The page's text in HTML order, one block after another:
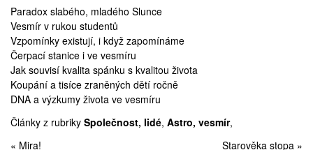
Paradox slabého, mladého Slunce
Vesmír v rukou studentů
Vzpomínky existují, i když zapomínáme
Čerpací stanice i ve vesmíru
Jak souvisí kvalita spánku s kvalitou života
Koupání a tisíce zraněných dětí ročně
DNA a výzkumy života ve vesmíru
Články z rubriky Společnost, lidé, Astro, vesmír,
« Mira!
Starověka stopa »